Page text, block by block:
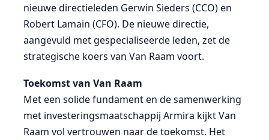
nieuwe directieleden Gerwin Sieders (CCO) en
Robert Lamain (CFO). De nieuwe directie,
aangevuld met gespecialiseerde leden, zet de
strategische koers van Van Raam voort.
Toekomst van Van Raam
Met een solide fundament en de samenwerking
met investeringsmaatschappij Armira kijkt Van
Raam vol vertrouwen naar de toekomst. Het